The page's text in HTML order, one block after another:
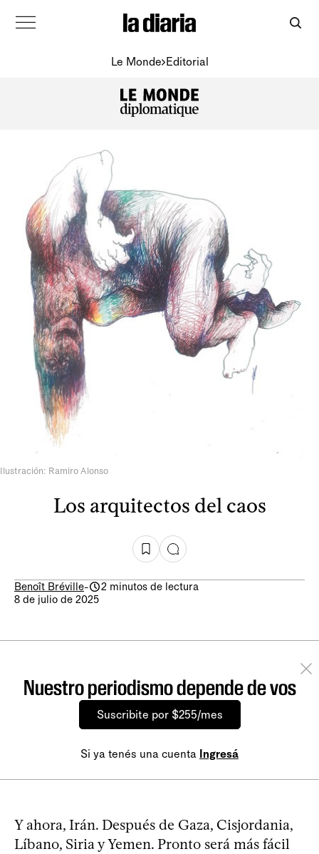
Le Monde Editorial
Ilustración: Ramiro Alonso
Los arquitectos del caos
Benoît Bréville-
2 minutos de lectura
8 de julio de 2025
Nuestro periodismo depende de vos
Suscribite por $255/mes
Si ya tenés una cuenta Ingresá
Y ahora, Irán. Después de Gaza, Cisjordania,
Líbano, Siria y Yemen. Pronto será más fácil